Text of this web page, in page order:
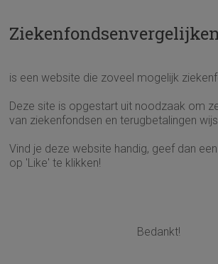
is een website die zoveel mogelijk
Deze site is opgestart uit noodzaak om
van ziekenfondsen en terugbetalingen
Vind je deze website handig, geef dan
op 'Like' te klikken!
Bedankt!